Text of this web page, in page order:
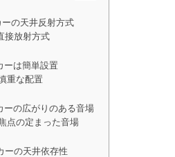
の天井反射方式
接放射方式
ーは簡単設置
重な配置
ーの広がりのある音場
点の定まった音場
ーの天井依存性